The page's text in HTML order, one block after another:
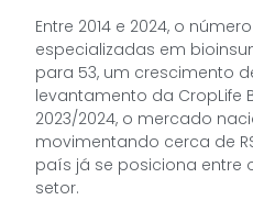
Entre 2014 e 2024, o
especializadas em
para 53, um crescimento
levantamento da CropLife
2023/2024, o mercado
movimentando cerca de
país já se posiciona entre
setor.